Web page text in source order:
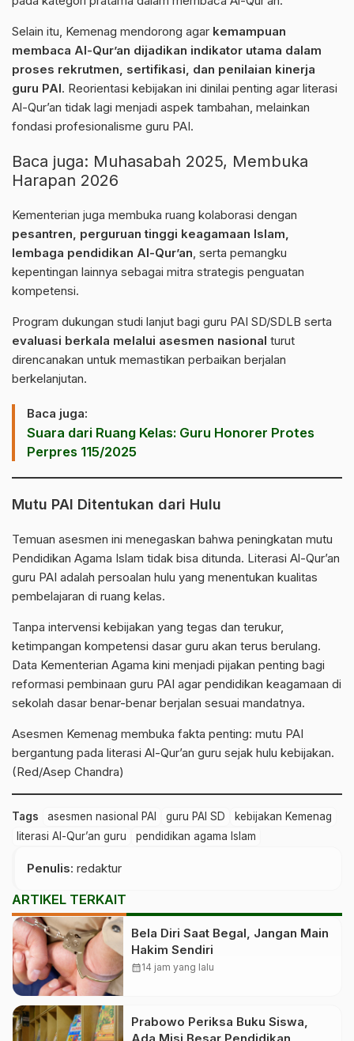
Selain itu, Kemenag mendorong agar kemampuan
membaca Al-Qur’an dijadikan indikator utama dalam
proses rekrutmen, sertifikasi, dan penilaian kinerja
guru PAI. Reorientasi kebijakan ini dinilai penting agar literasi
Al-Qur’an tidak lagi menjadi aspek tambahan, melainkan
fondasi profesionalisme guru PAI.
Baca juga: Muhasabah 2025, Membuka
Harapan 2026
Kementerian juga membuka ruang kolaborasi dengan
pesantren, perguruan tinggi keagamaan Islam,
lembaga pendidikan Al-Qur’an, serta pemangku
kepentingan lainnya sebagai mitra strategis penguatan
kompetensi.
Program dukungan studi lanjut bagi guru PAI SD/SDLB serta
evaluasi berkala melalui asesmen nasional turut
direncanakan untuk memastikan perbaikan berjalan
berkelanjutan.
Baca juga:
Suara dari Ruang Kelas: Guru Honorer Protes
Perpres 115/2025
Mutu PAI Ditentukan dari Hulu
Temuan asesmen ini menegaskan bahwa peningkatan mutu
Pendidikan Agama Islam tidak bisa ditunda. Literasi Al-Qur’an
guru PAI adalah persoalan hulu yang menentukan kualitas
pembelajaran di ruang kelas.
Tanpa intervensi kebijakan yang tegas dan terukur,
ketimpangan kompetensi dasar guru akan terus berulang.
Data Kementerian Agama kini menjadi pijakan penting bagi
reformasi pembinaan guru PAI agar pendidikan keagamaan di
sekolah dasar benar-benar berjalan sesuai mandatnya.
Asesmen Kemenag membuka fakta penting: mutu PAI
bergantung pada literasi Al-Qur’an guru sejak hulu kebijakan.
(Red/Asep Chandra)
Tags asesmen nasional PAI guru PAI SD
kebijakan Kemenag
literasi Al-Qur’an guru
pendidikan agama Islam
Penulis: redaktur
ARTIKEL TERKAIT
Bela Diri Saat Begal, Jangan Main
Hakim Sendiri
calendar_month14 jam yang lalu
Prabowo Periksa Buku Siswa,